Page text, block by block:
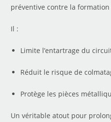
préventive contre la
Il :
Limite l’entartrage du
Réduit le risque de
Protège les pièces
Un véritable atout pour